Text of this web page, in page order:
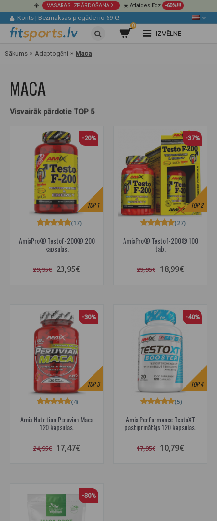
☀️ VASARAS IZPĀRDOŠANA ☀️ Atlaides līdz -60%!!!
Konts | Bezmaksas piegāde no 59 €!
0
IZVĒLNE
Sākums Adaptogēni Maca
MACA
Visvairāk pārdotie TOP 5
TOP1
-20%
AmixPro® Testof-200® 200
kapsulas.
(17)
29,95€ 23,95€
TOP2
-37%
AmixPro® Testof-200® 100
tab.
(27)
29,95€ 18,99€
TOP3
-30%
Amix Nutrition Peruvian Maca
120 kapsulas.
(4)
24,95€ 17,47€
TOP4
-40%
Amix Performance TestoXT
pastiprinātājs 120 kapsulas.
(5)
17,95€ 10,79€
-30%